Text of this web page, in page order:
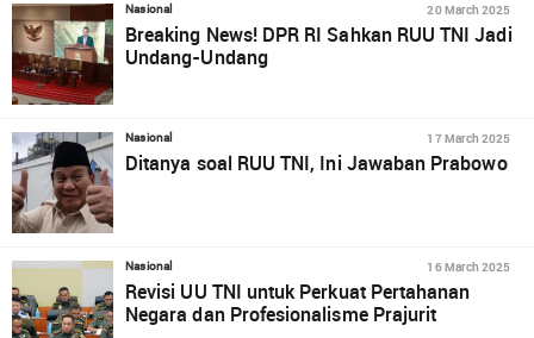
Nasional 20 March 2025
Breaking News! DPR RI Sahkan RUU TNI Jadi
Undang-Undang
Nasional 17 March 2025
Ditanya soal RUU TNI, Ini Jawaban Prabowo
Nasional 16 March 2025
Revisi UU TNI untuk Perkuat Pertahanan
Negara dan Profesionalisme Prajurit